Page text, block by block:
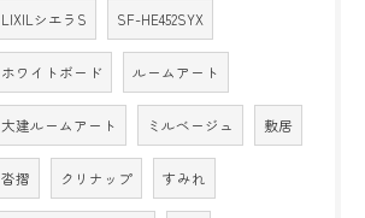
LIXILシエラS SF-HE452SYX
ホワイトボード ルームアート
大建ルームアート ミルベージュ 敷居
沓摺 クリナップ すみれ